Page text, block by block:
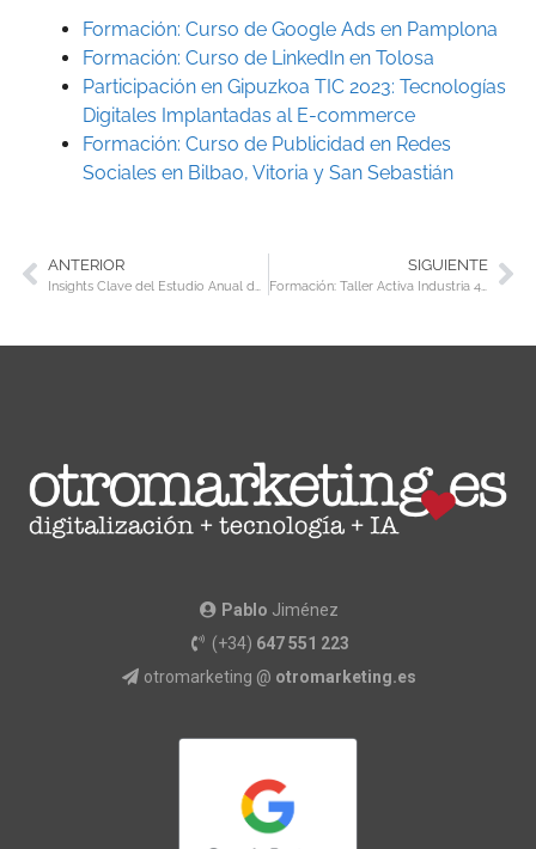
Formación: Curso de Google Ads en Pamplona
Formación: Curso de LinkedIn en Tolosa
Participación en Gipuzkoa TIC 2023: Tecnologías
Digitales Implantadas al E-commerce
Formación: Curso de Publicidad en Redes
Sociales en Bilbao, Vitoria y San Sebastián
ANTERIOR SIGUIENTE
Formación: Taller Activa Industria 4.0 en Pamplona
Pablo Jiménez
(+34) 647 551 223
otromarketing @ otromarketing.es